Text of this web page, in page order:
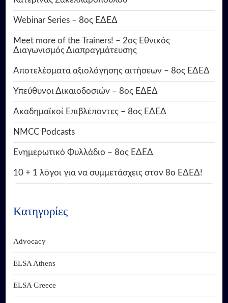
Webinar Series – 8ος ΕΔΕΔ
Meet more of the Trainers! – 2ος Εθνικός
Διαγωνισμός Διαπραγμάτευσης
Αποτελέσματα αξιολόγησης αιτήσεων – 8ος ΕΔΕΔ
Υπεύθυνοι Δικαιοδοσιών – 8ος ΕΔΕΔ
Ακαδημαϊκοί Επιβλέποντες – 8ος ΕΔΕΔ
NMCC Podcasts
Ενημερωτικό Φυλλάδιο – 8ος ΕΔΕΔ
10 + 1 λόγοι για να συμμετάσχεις στον 8ο ΕΔΕΔ!
Κατηγορίες
Advocacy
ELSA Athens
ELSA Greece